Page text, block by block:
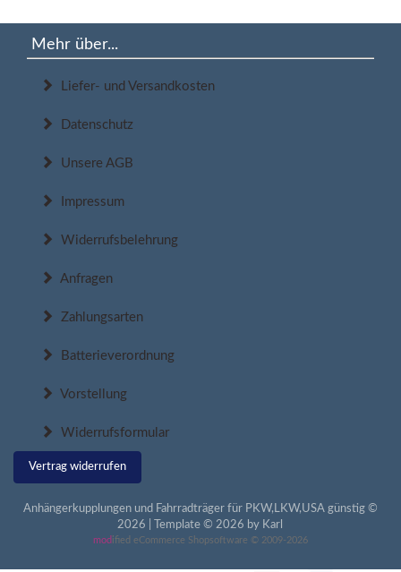
Mehr über...
Liefer- und Versandkosten
Datenschutz
Unsere AGB
Impressum
Widerrufsbelehrung
Anfragen
Zahlungsarten
Batterieverordnung
Vorstellung
Widerrufsformular
Vertrag widerrufen
Anhängerkupplungen und Fahrradträger für PKW,LKW,USA günstig ©
2026 | Template © 2026 by Karl
mod ified eCommerce Shopsoftware © 2009-2026